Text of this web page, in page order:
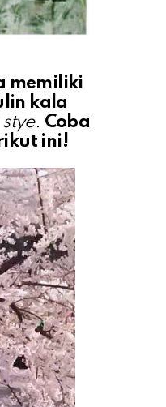
memiliki
kala
stye. Coba
ini!